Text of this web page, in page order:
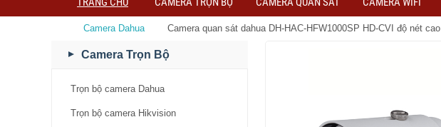
Camera Dahua Camera quan sát dahua DH-HAC-HFW1000SP​ HD-CVI độ nét cao
Camera Trọn Bộ
Trọn bộ camera Dahua
Trọn bộ camera Hikvision